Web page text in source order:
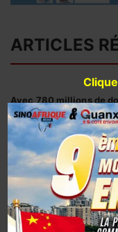
ARTICLES
Avec 780 millions de
2026, Huaxin Gold
Afrique et Asie
Coopération sino-
siège du centre
(YABA) à Guangzhou
Coopération Sino-
Ambassadeur de la